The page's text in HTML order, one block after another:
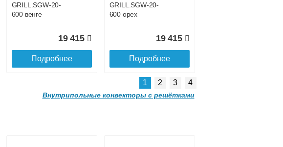
Подробнее Подробнее
GRILL.SGW-20-
600 венге
19 415
Подробнее
GRILL.SGW-20-
600 орех
19 415
Подробнее
1 2 3 4
Внутрипольные конвекторы с решётками